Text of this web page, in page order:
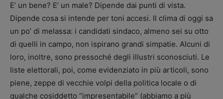
E’ un bene? E’ un male? Dipende dai punti di vista.
Dipende cosa si intende per toni accesi. Il clima di oggi sa
un po’ di melassa: i candidati sindaco, almeno sei su otto
di quelli in campo, non ispirano grandi simpatie. Alcuni di
loro, inoltre, sono pressoché degli illustri sconosciuti. Le
liste elettorali, poi, come evidenziato in più articoli, sono
piene, zeppe di vecchie volpi della politica locale o di
qualche cosiddetto “impresentabile” (abbiamo a più